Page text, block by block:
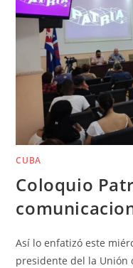
CUBA
Coloquio
Así lo enfatizó este
presidente del la Unión